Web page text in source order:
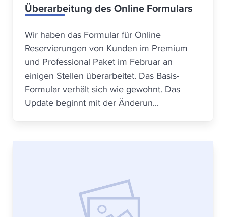
Überarbeitung des Online Formulars
Wir haben das Formular für Online
Reservierungen von Kunden im Premium
und Professional Paket im Februar an
einigen Stellen überarbeitet. Das Basis-
Formular verhält sich wie gewohnt. Das
Update beginnt mit der Änderun...